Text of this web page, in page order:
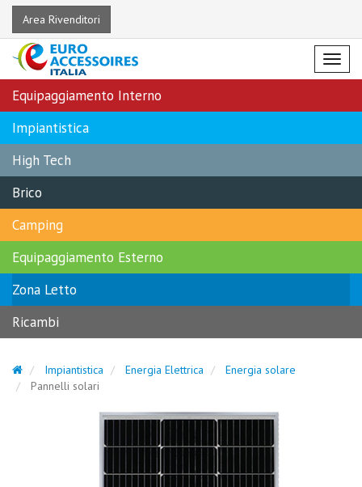
Area Rivenditori
Menu
Equipaggiamento Interno
Impiantistica
High Tech
Brico
Camping
Equipaggiamento Esterno
Zona Letto
Ricambi
Impiantistica Energia Elettrica
Energia solare
Pannelli solari